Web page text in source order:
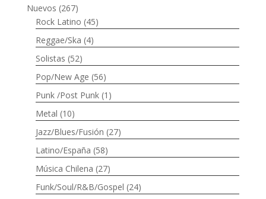
Nuevos (267)
Rock Latino (45)
Reggae/Ska (4)
Solistas (52)
Pop/New Age (56)
Punk /Post Punk (1)
Metal (10)
Jazz/Blues/Fusión (27)
Latino/España (58)
Música Chilena (27)
Funk/Soul/R&B/Gospel (24)